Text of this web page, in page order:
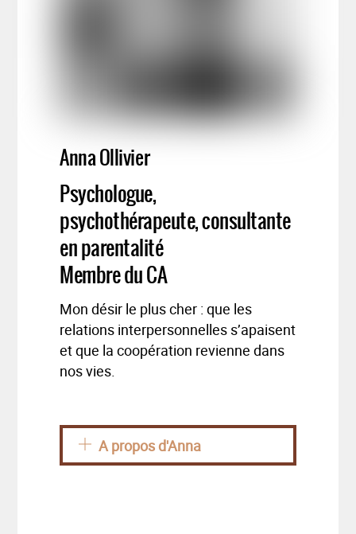
Anna Ollivier
Psychologue,
psychothérapeute, consultante
en parentalité
Membre du CA
Mon désir le plus cher : que les
relations interpersonnelles s’apaisent
et que la coopération revienne dans
nos vies.
A propos d'Anna